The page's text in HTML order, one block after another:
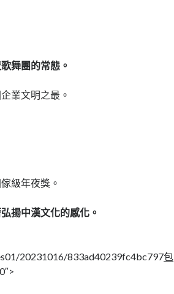
舞團的常態。
業文明之最。
級年夜獎。
揚中漢文化的感化。
20231016/833ad40239fc4bc797包